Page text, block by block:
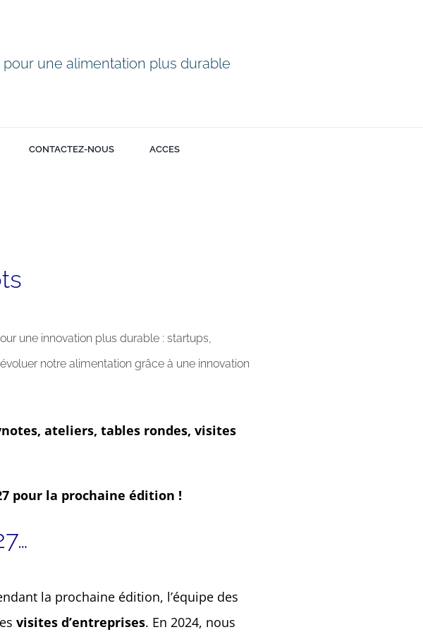
une alimentation plus durable
CONTACTEZ-NOUS ACCES
une innovation plus durable : startups,
notre alimentation grâce à une innovation
ateliers, tables rondes, visites
pour la prochaine édition !
la prochaine édition, l’équipe des
visites d’entreprises. En 2024, nous